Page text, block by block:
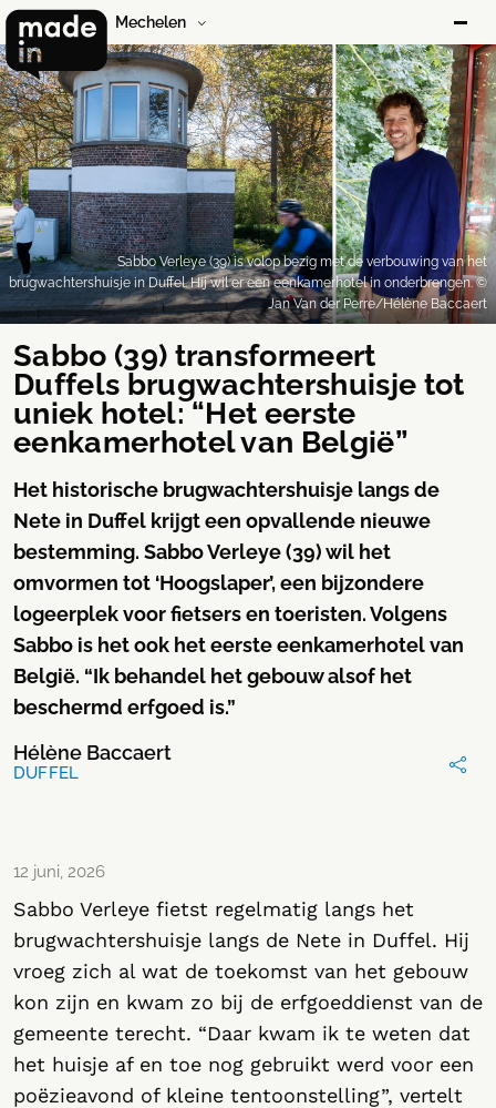
Mechelen
Sabbo Verleye (39) is volop bezig met de verbouwing van het
brugwachtershuisje in Duffel. Hij wil er een eenkamerhotel in onderbrengen. ©
Jan Van der Perre/Hélène Baccaert
Sabbo (39) transformeert
Duffels brugwachtershuisje tot
uniek hotel: “Het eerste
eenkamerhotel van België”
Het historische brugwachtershuisje langs de
Nete in Duffel krijgt een opvallende nieuwe
bestemming. Sabbo Verleye (39) wil het
omvormen tot ‘Hoogslaper’, een bijzondere
logeerplek voor fietsers en toeristen. Volgens
Sabbo is het ook het eerste eenkamerhotel van
België. “Ik behandel het gebouw alsof het
beschermd erfgoed is.”
Hélène Baccaert
DUFFEL
12 juni, 2026
Sabbo Verleye fietst regelmatig langs het
brugwachtershuisje langs de Nete in Duffel. Hij
vroeg zich al wat de toekomst van het gebouw
kon zijn en kwam zo bij de erfgoeddienst van de
gemeente terecht. “Daar kwam ik te weten dat
het huisje af en toe nog gebruikt werd voor een
poëzieavond of kleine tentoonstelling”, vertelt